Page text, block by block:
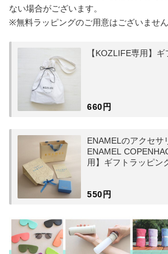
ない場合がございます。
※無料ラッピングのご用意はございません
【KOZLIFE専用】
660円
ENAMELのアクセサ
ENAMEL
用】ギフトラッピン
550円